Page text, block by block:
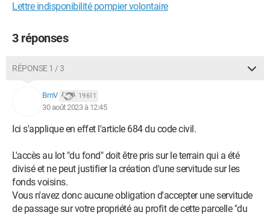
Lettre indisponibilité pompier volontaire
3 réponses
RÉPONSE 1 / 3
BmV 19 611
30 août 2023 à 12:45
Ici s'applique en effet l'article 684 du code civil.
L'accès au lot "du fond" doit être pris sur le terrain qui a été
divisé et ne peut justifier la création d'une servitude sur les
fonds voisins.
Vous n'avez donc aucune obligation d'accepter une servitude
de passage sur votre propriété au profit de cette parcelle "du